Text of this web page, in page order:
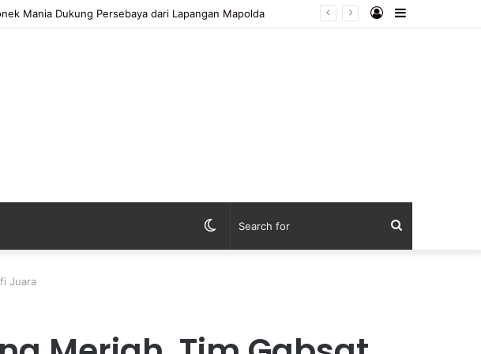
RI ke-81 Sidebar
Log
Search
Switch
Juara